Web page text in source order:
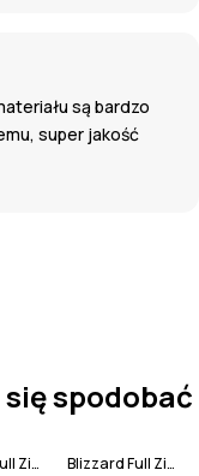
są bardzo
super jakość
spodobać
Blizzard Full Zip Kurtka Snowboardowa Mężczyźni
Blizzard Full Zip Kurtka Narciarska Mężczyźni